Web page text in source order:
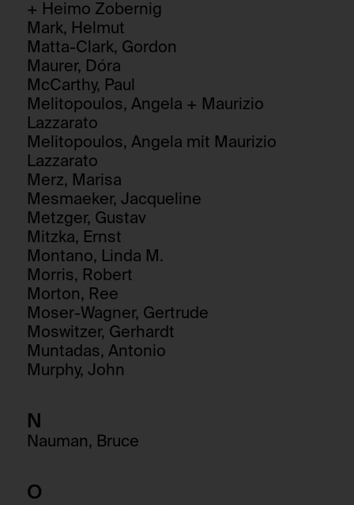
+ Heimo Zobernig
Mark, Helmut
Matta-Clark, Gordon
Maurer, Dóra
McCarthy, Paul
Melitopoulos, Angela + Maurizio
Lazzarato
Melitopoulos, Angela mit Maurizio
Lazzarato
Merz, Marisa
Mesmaeker, Jacqueline
Metzger, Gustav
Mitzka, Ernst
Montano, Linda M.
Morris, Robert
Morton, Ree
Moser-Wagner, Gertrude
Moswitzer, Gerhardt
Muntadas, Antonio
Murphy, John
N
Nauman, Bruce
O
Nein
HTTP Cookie:
csrf_protection_cookie
Verwendungszweck:
Mechanismus um vor "Cross Site Request Forgery
(CSRF)" Angriffen über das Absenden von
Formularen zu schützen.
Domain:
foundation.generali.at
Speicherdauer:
1 Jahr
Drittanbieter:
Nein
HTTP Cookie:
session_identifier
Verwendungszweck:
Domain:
/de/datenschutz/
Besitzer:
NOUS Wissensmanagement GmbH
HTTP Cookie:
_pk_id*
Verwendungszweck:
um Besucher:innen über mehrere
Webseitenbesuche hinweg identifizieren zu
können.
Domain:
foundation.generali.at
Speicherdauer:
13 Monate
Drittanbieter:
Verwendungszweck: